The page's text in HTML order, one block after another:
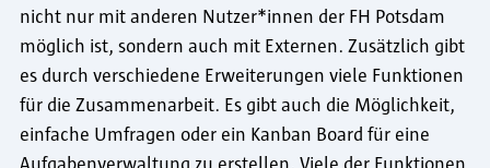
nicht nur mit anderen Nutzer*innen der FH Potsdam
möglich ist, sondern auch mit Externen. Zusätzlich gibt
es durch verschiedene Erweiterungen viele Funktionen
für die Zusammenarbeit. Es gibt auch die Möglichkeit,
einfache Umfragen oder ein Kanban Board für eine